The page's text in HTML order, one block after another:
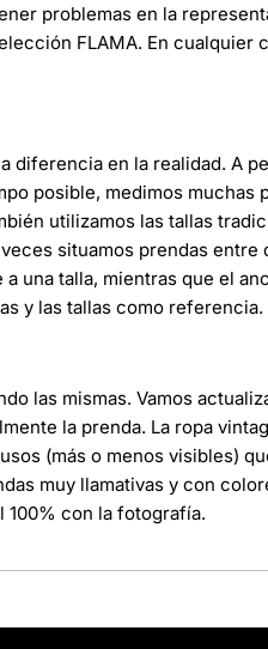
problemas en la
FLAMA. En cualquier
diferencia en la realidad. A
posible, medimos muchas
utilizamos las tallas
situamos prendas entre
una talla, mientras que el
y las tallas como referencia.
las mismas. Vamos
la prenda. La ropa
(más o menos visibles)
muy llamativas y con
100% con la fotografía.